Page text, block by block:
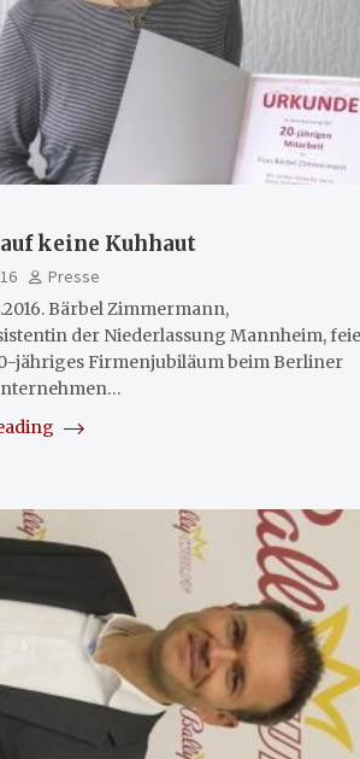
keine Kuhhaut
Presse
Bärbel Zimmermann,
der Niederlassung Mannheim,
jähriges Firmenjubiläum beim Berliner